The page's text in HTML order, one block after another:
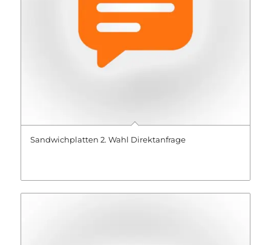
Sandwichplatten 2. Wahl Direktanfrage